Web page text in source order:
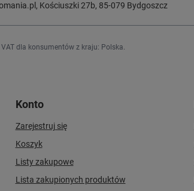
, Kościuszki 27b, 85-079 Bydgoszcz
dla konsumentów z kraju: Polska
Konto
Zarejestruj się
Koszyk
Listy zakupowe
Lista zakupionych produktów